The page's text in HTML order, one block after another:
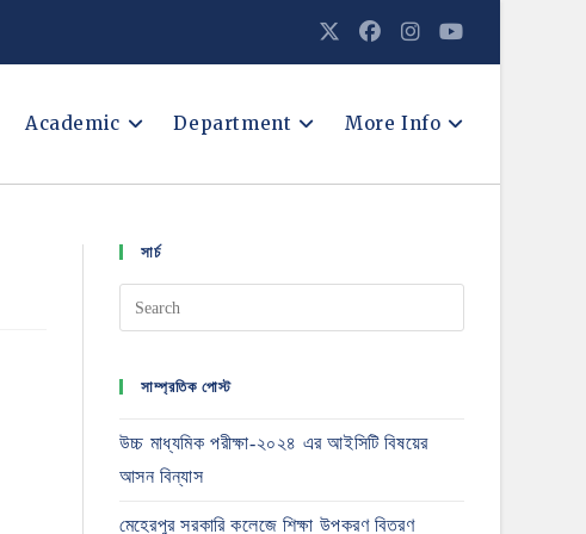
Academic Department More Info
সার্চ
সাম্প্রতিক পোস্ট
উচ্চ মাধ্যমিক পরীক্ষা-২০২৪ এর আইসিটি বিষয়ের
আসন বিন্যাস
মেহেরপুর সরকারি কলেজে শিক্ষা উপকরণ বিতরণ